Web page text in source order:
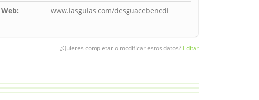
Web:
www.lasguias.com/desguacebenedi
¿Quieres completar o modificar estos datos? Editar